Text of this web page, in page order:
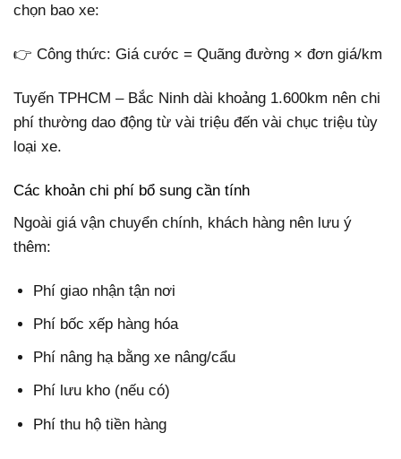
chọn bao xe:
👉 Công thức: Giá cước = Quãng đường × đơn giá/km
Tuyến TPHCM – Bắc Ninh dài khoảng 1.600km nên chi
phí thường dao động từ vài triệu đến vài chục triệu tùy
loại xe.
Các khoản chi phí bổ sung cần tính
Ngoài giá vận chuyển chính, khách hàng nên lưu ý
thêm:
Phí giao nhận tận nơi
Phí bốc xếp hàng hóa
Phí nâng hạ bằng xe nâng/cẩu
Phí lưu kho (nếu có)
Phí thu hộ tiền hàng